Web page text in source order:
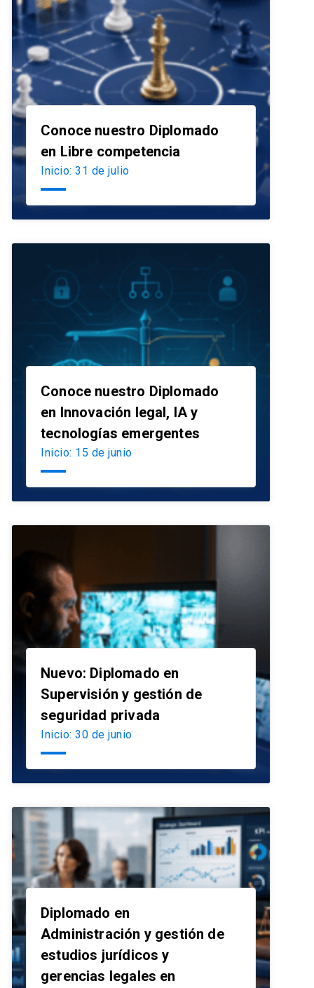
Conoce nuestro Diplomado
en Libre competencia
Inicio: 31 de julio
Conoce nuestro Diplomado
en Innovación legal, IA y
tecnologías emergentes
Inicio: 15 de junio
Nuevo: Diplomado en
Supervisión y gestión de
seguridad privada
Inicio: 30 de junio
Diplomado en
Administración y gestión de
estudios jurídicos y
gerencias legales en